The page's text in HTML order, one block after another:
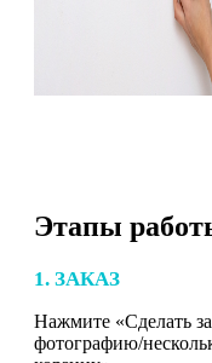
Этапы
1. ЗАКАЗ
Нажмите «Сделать
фотографию/